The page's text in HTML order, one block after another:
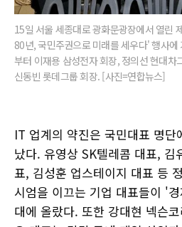
15일 서울 세종대로 광화문광장에서 열린
80년, 국민주권으로 미래를 세우다' 행사
부터 이재용 삼성전자 회장, 정의선 현대차
신동빈 롯데그룹 회장. [사진=연합뉴스]
IT 업계의 약진은 국민대표 명
났다. 유영상 SK텔레콤 대표, 김
표, 김성훈 업스테이지 대표 등
시엄을 이끄는 기업 대표들이 '
대에 올랐다. 또한 강대현 넥슨